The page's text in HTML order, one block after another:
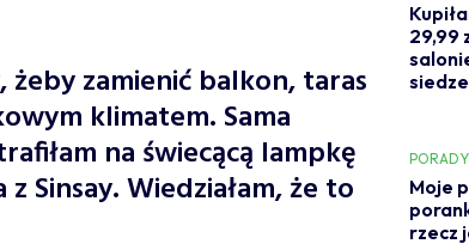
zamienić balkon, taras
klimatem. Sama
na świecącą lampkę
Sinsay. Wiedziałam, że to
29,99
PORADY
Moje
rzecz